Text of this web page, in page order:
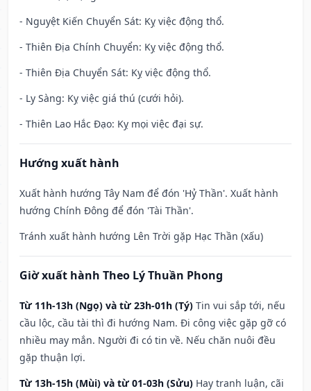
- Nguyệt Kiến Chuyển Sát: Kỵ việc động thổ.
- Thiên Địa Chính Chuyển: Kỵ việc động thổ.
- Thiên Địa Chuyển Sát: Kỵ việc động thổ.
- Ly Sàng: Kỵ việc giá thú (cưới hỏi).
- Thiên Lao Hắc Đạo: Kỵ mọi việc đại sự.
Hướng xuất hành
Xuất hành hướng Tây Nam để đón 'Hỷ Thần'. Xuất hành
hướng Chính Đông để đón 'Tài Thần'.
Tránh xuất hành hướng Lên Trời gặp Hạc Thần (xấu)
Giờ xuất hành Theo Lý Thuần Phong
Từ 11h-13h (Ngọ) và từ 23h-01h (Tý) Tin vui sắp tới, nếu
cầu lộc, cầu tài thì đi hướng Nam. Đi công việc gặp gỡ có
nhiều may mắn. Người đi có tin về. Nếu chăn nuôi đều
gặp thuận lợi.
Từ 13h-15h (Mùi) và từ 01-03h (Sửu) Hay tranh luận, cãi